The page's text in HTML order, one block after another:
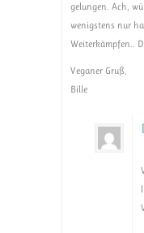
gelungen. Ach,
wenigstens nur
Weiterkämpfen..
Veganer Gruß,
Bille